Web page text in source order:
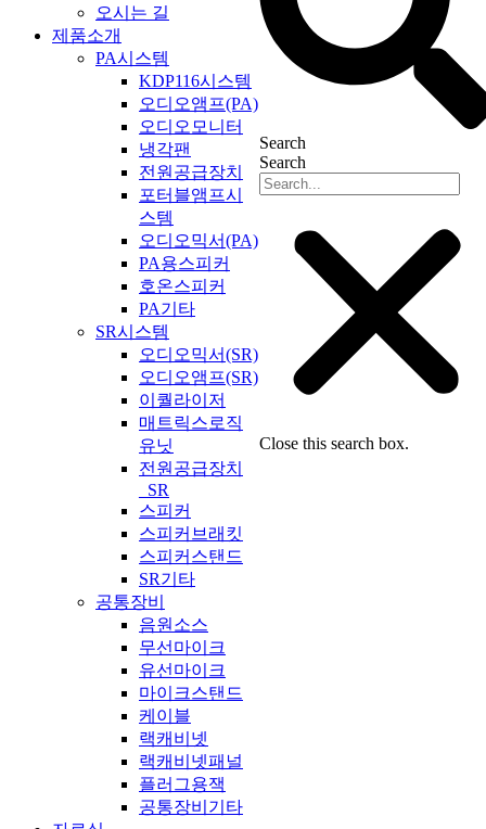
오시는 길
제품소개
PA시스템
KDP116시스템
오디오앰프(PA)
오디오모니터
냉각팬
전원공급장치
포터블앰프시
스템
오디오믹서(PA)
PA용스피커
호온스피커
PA기타
SR시스템
오디오믹서(SR)
오디오앰프(SR)
이퀄라이저
매트릭스로직
유닛
전원공급장치
_SR
스피커
스피커브래킷
스피커스탠드
SR기타
공통장비
음원소스
무선마이크
유선마이크
마이크스탠드
케이블
랙캐비넷
랙캐비넷패널
플러그용잭
공통장비기타
Search
Search
Close this search box.